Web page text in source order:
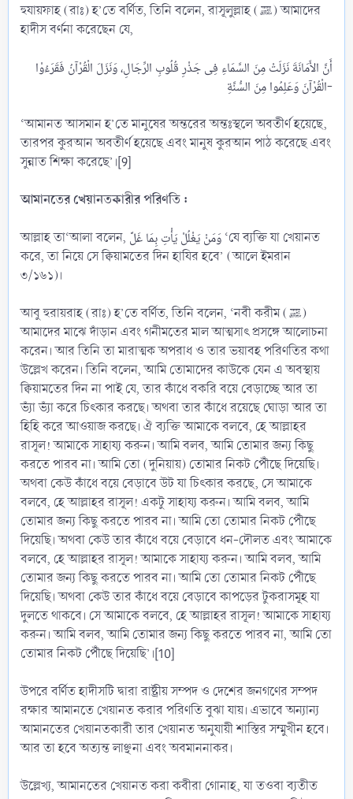
হুযায়ফাহ (রাঃ) হ’তে বর্ণিত, তিনি বলেন, রাসূলুল্লাহ (ﷺ) আমাদের
হাদীস বর্ণনা করেছেন যে,
أَنَّ الأَمَانَةَ نَزَلَتْ مِنَ السَّمَاءِ فِى جَذْرِ قُلُوبِ الرِّجَالِ، وَنَزَلَ الْقُرْآنُ فَقَرَءُوْا
الْقُرْآنَ وَعَلِمُوا مِنَ السُّنَّةِ-​
‘আমানত আসমান হ’তে মানুষের অন্তরের অন্তঃস্থলে অবতীর্ণ হয়েছে,
তারপর কুরআন অবতীর্ণ হয়েছে এবং মানুষ কুরআন পাঠ করেছে এবং
সুন্নাত শিক্ষা করেছে’।[9]
আমানতের খেয়ানতকারীর পরিণতি :
আল্লাহ তা‘আলা বলেন, وَمَنْ يَغْلُلْ يَأْتِ بِمَا غَلَّ ‘যে ব্যক্তি যা খেয়ানত
করে, তা নিয়ে সে ক্বিয়ামতের দিন হাযির হবে’ (আলে ইমরান
৩/১৬১)।
আবু হুরায়রাহ (রাঃ) হ’তে বর্ণিত, তিনি বলেন, ‘নবী করীম (ﷺ)
আমাদের মাঝে দাঁড়ান এবং গনীমতের মাল আত্মসাৎ প্রসঙ্গে আলোচনা
করেন। আর তিনি তা মারাত্মক অপরাধ ও তার ভয়াবহ পরিণতির কথা
উল্লেখ করেন। তিনি বলেন, আমি তোমাদের কাউকে যেন এ অবস্থায়
ক্বিয়ামতের দিন না পাই যে, তার কাঁধে বকরি বয়ে বেড়াচ্ছে আর তা
ভ্যাঁ ভ্যাঁ করে চিৎকার করছে। অথবা তার কাঁধে রয়েছে ঘোড়া আর তা
হিহি করে আওয়াজ করছে। ঐ ব্যক্তি আমাকে বলবে, হে আল্লাহর
রাসূল! আমাকে সাহায্য করুন। আমি বলব, আমি তোমার জন্য কিছু
করতে পারব না। আমি তো (দুনিয়ায়) তোমার নিকট পৌঁছে দিয়েছি।
অথবা কেউ কাঁধে বয়ে বেড়াবে উট যা চিৎকার করছে, সে আমাকে
বলবে, হে আল্লাহর রাসূল! একটু সাহায্য করুন। আমি বলব, আমি
তোমার জন্য কিছু করতে পারব না। আমি তো তোমার নিকট পৌঁছে
দিয়েছি। অথবা কেউ তার কাঁধে বয়ে বেড়াবে ধন-দৌলত এবং আমাকে
বলবে, হে আল্লাহর রাসূল! আমাকে সাহায্য করুন। আমি বলব, আমি
তোমার জন্য কিছু করতে পারব না। আমি তো তোমার নিকট পৌঁছে
দিয়েছি। অথবা কেউ তার কাঁধে বয়ে বেড়াবে কাপড়ের টুকরাসমূহ যা
দুলতে থাকবে। সে আমাকে বলবে, হে আল্লাহর রাসূল! আমাকে সাহায্য
করুন। আমি বলব, আমি তোমার জন্য কিছু করতে পারব না, আমি তো
তোমার নিকট পৌঁছে দিয়েছি’।[10]
উপরে বর্ণিত হাদীসটি দ্বারা রাষ্ট্রীয় সম্পদ ও দেশের জনগণের সম্পদ
রক্ষার আমানতে খেয়ানত করার পরিণতি বুঝা যায়। এভাবে অন্যান্য
আমানতের খেয়ানতকারী তার খেয়ানত অনুযায়ী শাস্তির সম্মুখীন হবে।
আর তা হবে অত্যন্ত লাঞ্ছনা এবং অবমাননাকর।
উল্লেখ্য, আমানতের খেয়ানত করা কবীরা গোনাহ, যা তওবা ব্যতীত